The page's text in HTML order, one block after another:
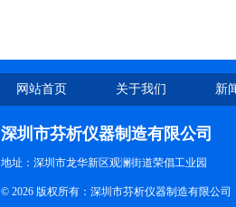
网站首页 关于我们 新
深圳市芬析仪器制造有限公司
地址：深圳市龙华新区观澜街道荣倡工业园
© 2026 版权所有：深圳市芬析仪器制造有限公司